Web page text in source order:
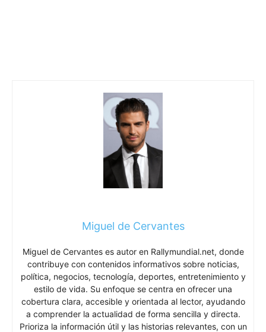
Miguel de Cervantes
Miguel de Cervantes es autor en Rallymundial.net, donde
contribuye con contenidos informativos sobre noticias,
política, negocios, tecnología, deportes, entretenimiento y
estilo de vida. Su enfoque se centra en ofrecer una
cobertura clara, accesible y orientada al lector, ayudando
a comprender la actualidad de forma sencilla y directa.
Prioriza la información útil y las historias relevantes, con un